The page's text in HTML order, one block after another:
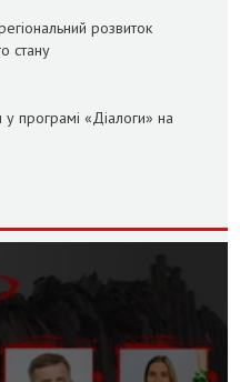
розвиток
стану
програмі «Діалоги» на